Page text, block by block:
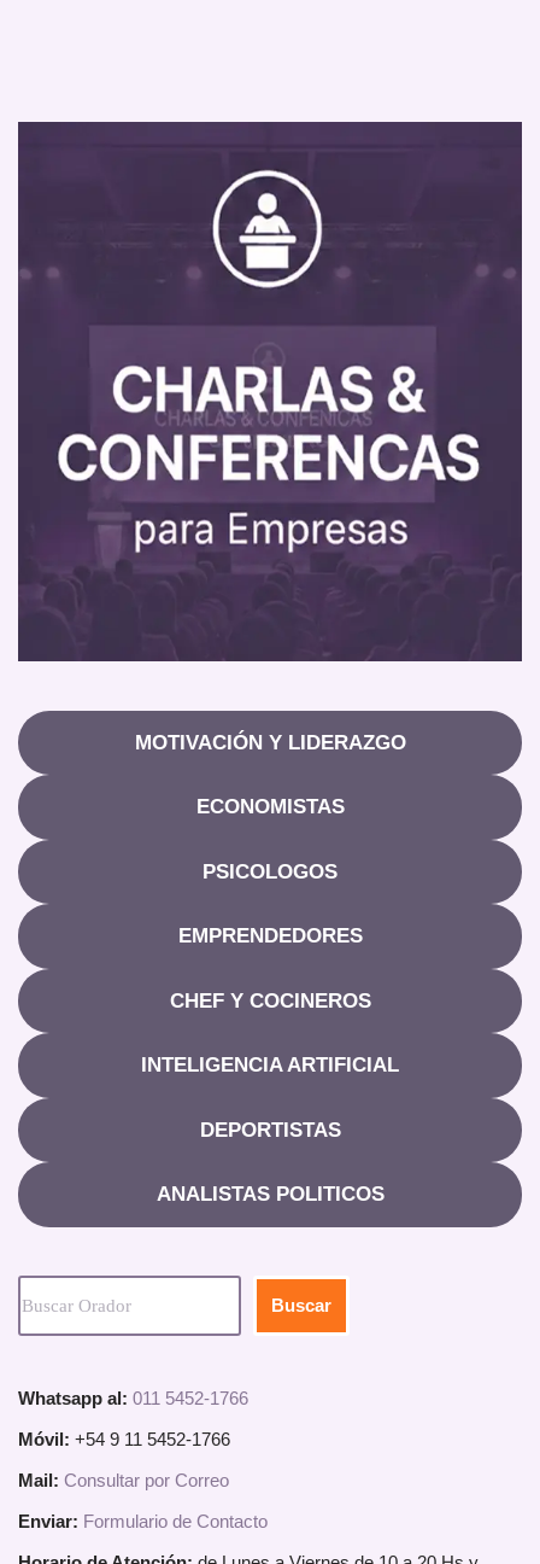
MOTIVACIÓN Y LIDERAZGO
ECONOMISTAS
PSICOLOGOS
EMPRENDEDORES
CHEF Y COCINEROS
INTELIGENCIA ARTIFICIAL
DEPORTISTAS
ANALISTAS POLITICOS
Buscar
Whatsapp al: 011 5452-1766
Móvil: +54 9 11 5452-1766
Mail: Consultar por Correo
Enviar: Formulario de Contacto